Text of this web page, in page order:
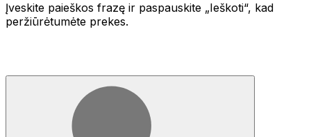
Įveskite paieškos frazę ir paspauskite „Ieškoti“, kad
peržiūrėtumėte prekes.